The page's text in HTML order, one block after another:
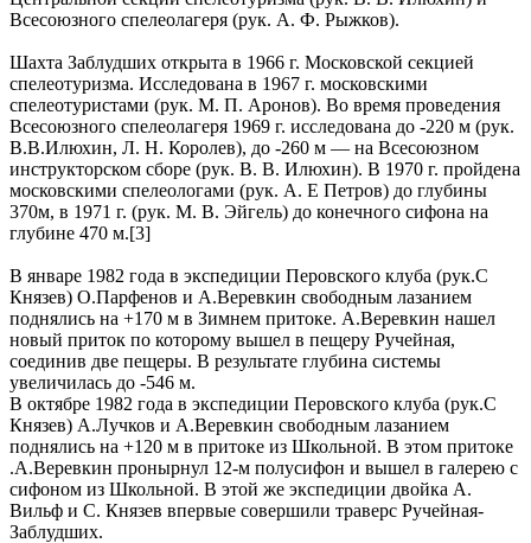
Всесоюзного спелеолагеря (рук. А. Ф. Рыжков).
Шахта Заблудших открыта в 1966 г. Московской секцией
спелеотуризма. Исследована в 1967 г. московскими
спелеотуристами (рук. М. П. Аронов). Во время проведения
Всесоюзного спелеолагеря 1969 г. исследована до -220 м (рук.
В.В.Илюхин, Л. Н. Королев), до -260 м — на Всесоюзном
инструкторском сборе (рук. В. В. Илюхин). В 1970 г. пройдена
московскими спелеологами (рук. А. Е Петров) до глубины
370м, в 1971 г. (рук. М. В. Эйгель) до конечного сифона на
глубине 470 м.[3]
В январе 1982 года в экспедиции Перовского клуба (рук.С
Князев) О.Парфенов и А.Веревкин свободным лазанием
поднялись на +170 м в Зимнем притоке. А.Веревкин нашел
новый приток по которому вышел в пещеру Ручейная,
соединив две пещеры. В результате глубина системы
увеличилась до -546 м.
В октябре 1982 года в экспедиции Перовского клуба (рук.С
Князев) А.Лучков и А.Веревкин свободным лазанием
поднялись на +120 м в притоке из Школьной. В этом притоке
.А.Веревкин пронырнул 12-м полусифон и вышел в галерею с
сифоном из Школьной. В этой же экспедиции двойка А.
Вильф и С. Князев впервые совершили траверс Ручейная-
Заблудших.